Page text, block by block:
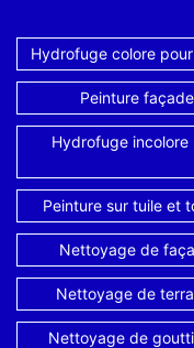
Hydrofuge colore
Peinture
Hydrofuge incolore
Peinture sur tuile et
Nettoyage de
Nettoyage de
Nettoyage de